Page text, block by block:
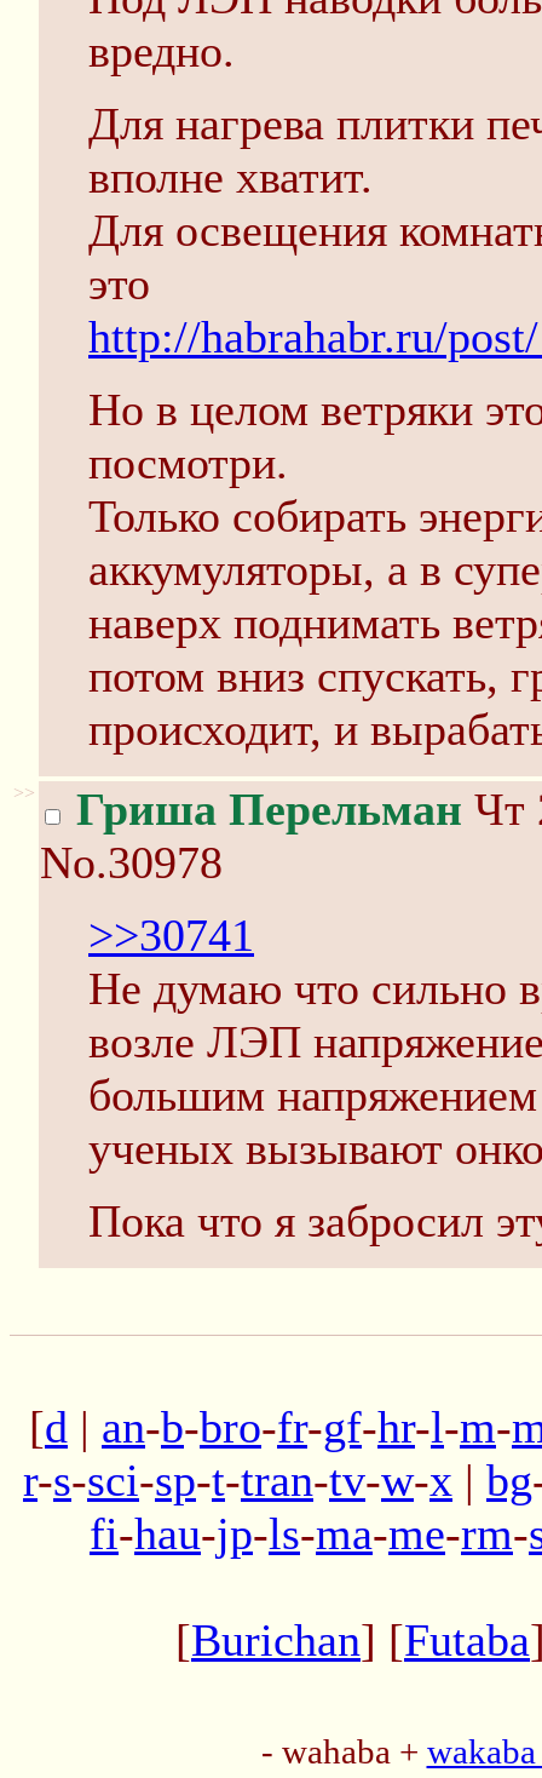
вредно.
Для нагрева плитки
вполне хватит.
Для освещения
это
http://habrahabr.ru/
Но в целом ветряки
посмотри.
Только собирать
аккумуляторы, а в
наверх поднимать
потом вниз спускать,
происходит, и
>> Гриша Перельман Чт
No.30978
>>30741
Не думаю что сильно
возле ЛЭП
большим
ученых вызывают
Пока что я забросил
[d | an-b-bro-fr-gf-hr-l-m-
r-s-sci-sp-t-tran-tv-w-x | bg
fi-hau-jp-ls-ma-me-rm-
[Burichan] [Futaba
- wahaba +